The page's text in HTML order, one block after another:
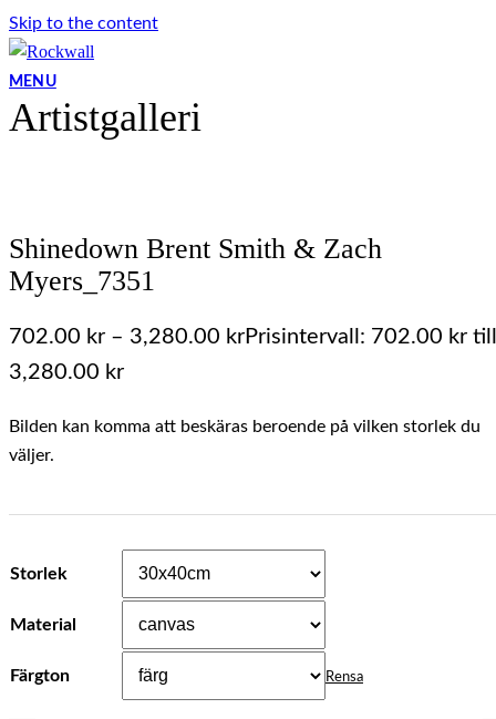
Skip to the content
MENU
Artistgalleri
Shinedown Brent Smith & Zach
Myers_7351
702.00 kr – 3,280.00 krPrisintervall: 702.00 kr till
3,280.00 kr
Bilden kan komma att beskäras beroende på vilken storlek du
väljer.
Storlek
Material
Färgton Rensa